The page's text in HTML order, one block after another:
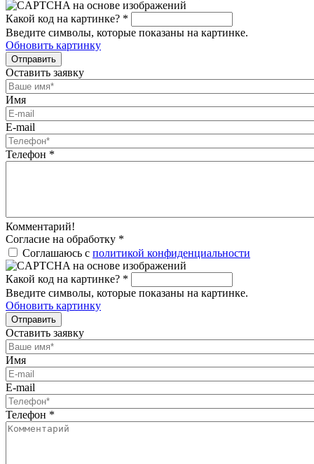
Какой код на картинке? *
Введите символы, которые показаны на картинке.
Обновить картинку
Отправить
Оставить заявку
Имя
E-mail
Телефон *
Комментарий!
Согласие на обработку *
Соглашаюсь с политикой конфиденциальности
Какой код на картинке? *
Введите символы, которые показаны на картинке.
Обновить картинку
Отправить
Оставить заявку
Имя
E-mail
Телефон *